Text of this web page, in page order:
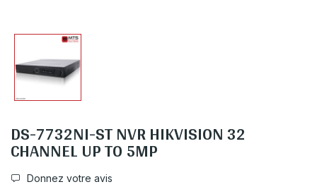
DS-7732NI-ST NVR HIKVISION 32
CHANNEL UP TO 5MP
Donnez votre avis